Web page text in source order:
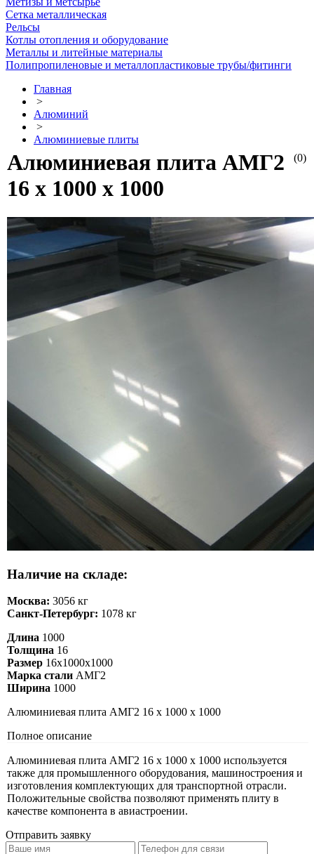
Сетка металлическая
Рельсы
Котлы отопления и оборудование
Металлы и литейные материалы
Полипропиленовые и металлопластиковые трубы/фитинги
Главная
>
Алюминий
>
Алюминиевые плиты
(0)
Алюминиевая плита АМГ2
16 х 1000 х 1000
Наличие на складе:
Москва: 3056 кг
Санкт-Петербург: 1078 кг
Длина 1000
Толщина 16
Размер 16х1000х1000
Марка стали АМГ2
Ширина 1000
Алюминиевая плита АМГ2 16 х 1000 х 1000
Полное описание
Алюминиевая плита АМГ2 16 х 1000 х 1000 используется
также для промышленного оборудования, машиностроения и
изготовления комплектующих для транспортной отрасли.
Положительные свойства позволяют применять плиту в
качестве компонента в авиастроении.
Отправить заявку